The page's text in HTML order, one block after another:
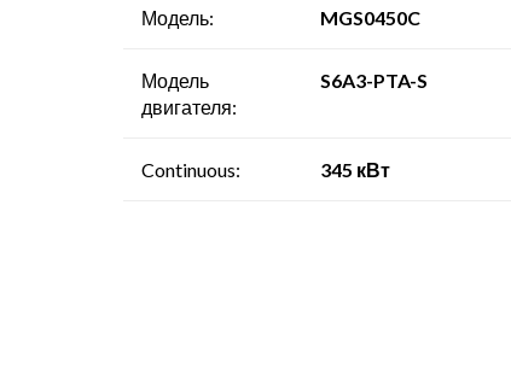
- Компрессорные станции
Модель: MGS0450C
Модель
двигателя:
S6A3-PTA-S
Continuous: 345 кВт